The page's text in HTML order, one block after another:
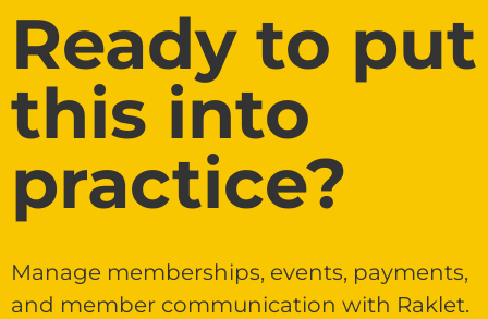
Ready to put
this into
practice?
Manage memberships, events, payments,
and member communication with Raklet.